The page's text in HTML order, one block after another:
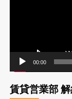
00:00
賃貸営業部